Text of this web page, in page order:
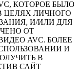
КОТОРОЕ БЫЛО
ЦЕЛЯХ ЛИЧНОГО
И/ИЛИ ДЛЯ
ОТ
AVC. БОЛЕЕ
И
В
САЙТ